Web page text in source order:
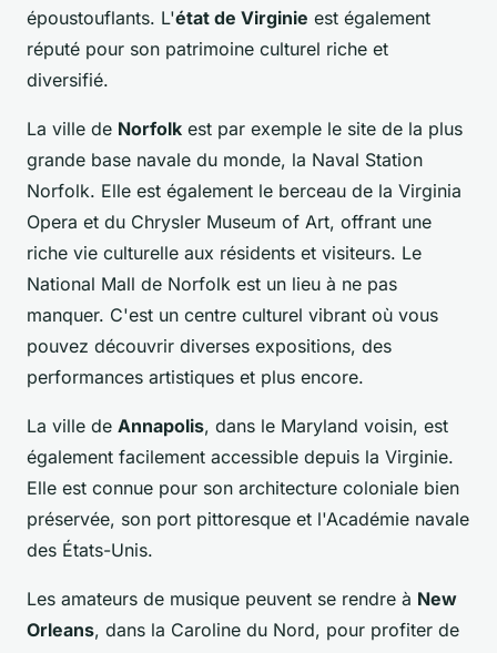
époustouflants. L'état de Virginie est également
réputé pour son patrimoine culturel riche et
diversifié.
La ville de Norfolk est par exemple le site de la plus
grande base navale du monde, la Naval Station
Norfolk. Elle est également le berceau de la Virginia
Opera et du Chrysler Museum of Art, offrant une
riche vie culturelle aux résidents et visiteurs. Le
National Mall de Norfolk est un lieu à ne pas
manquer. C'est un centre culturel vibrant où vous
pouvez découvrir diverses expositions, des
performances artistiques et plus encore.
La ville de Annapolis, dans le Maryland voisin, est
également facilement accessible depuis la Virginie.
Elle est connue pour son architecture coloniale bien
préservée, son port pittoresque et l'Académie navale
des États-Unis.
Les amateurs de musique peuvent se rendre à New
Orleans, dans la Caroline du Nord, pour profiter de